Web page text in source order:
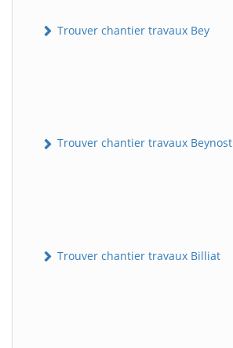
Trouver chantier travaux Bey
Trouver chantier travaux Beynost
Trouver chantier travaux Billiat